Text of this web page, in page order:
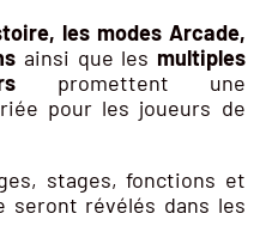
les modes Arcade,
ainsi que les multiples
promettent une
pour les joueurs de
stages, fonctions et
seront révélés dans les